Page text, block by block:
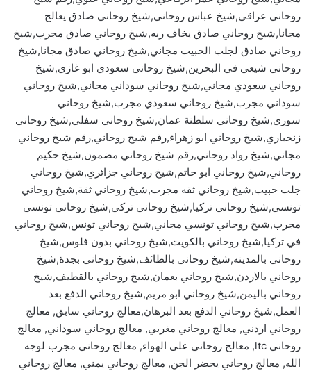
روحاني عراقي,شيخ عباس روحاني,شيخ روحاني صادق يعالج
مجانا,شيخ روحاني صادق يخاف ربه,شيخ روحاني صادق مجرب,شيخ
روحاني صادق لجلب الحبيب مجاني,شيخ روحاني صادق مجانا,شيخ
روحاني شيعي في البحرين,شيخ روحاني سعودي ابو غازي,شيخ
روحاني سعودي مجاني,شيخ روحاني سوداني مجاني,شيخ روحاني
سوداني مجرب,شيخ روحاني سعودي مجرب,شيخ روحاني
سوري,شيخ روحاني سلطنة عمان,شيخ روحاني سفلي,شيخ روحاني
زنجباري,شيخ روحاني ابو زهراء,رقم شيخ روحاني,رقم شيخ روحاني
مجاني,شيخ رواد روحاني,رقم شيخ روحاني مضمون,شيخ حكيم
روحاني,شيخ روحاني ابو حاتم,شيخ روحاني جزائري,شيخ روحاني
جلب حبيب,شيخ روحاني ثقه مجرب,شيخ روحاني ثقة,شيخ روحاني
تونسي,شيخ روحاني تركيا,شيخ روحاني تركي,شيخ روحاني تونسي
مجرب,شيخ روحاني تونسي مجاني,شيخ روحاني تونس,شيخ روحاني
في تركيا,شيخ روحاني بالكويت,شيخ روحاني بدون فلوس,شيخ
روحاني بالمدينه,شيخ روحاني بالطائف,شيخ روحاني بجدة,شيخ
روحاني بالاردن,شيخ روحاني بعمان,شيخ روحاني بالقطيف,شيخ
روحاني باليمن,شيخ روحاني ابو مريم,شيخ روحاني الدفع بعد
العمل,شيخ روحاني الدفع بعد البرهان,معالج روحاني سابق, معالج
روحاني اردني, معالج روحاني مغربي, معالج روحاني سوداني, معالج
روحاني ltc, معالج روحاني على الهواء, معالج روحاني مجرب لوجه
الله, معالج روحاني يحضر الجن, معالج روحاني يمني, معالج روحاني